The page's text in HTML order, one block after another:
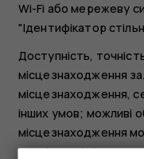
Wi-Fi або мережеву
"Ідентифікатор
Доступність,
місцезнаходження
місцезнаходження,
інших умов; можливі
місцезнаходження
приміщень і під